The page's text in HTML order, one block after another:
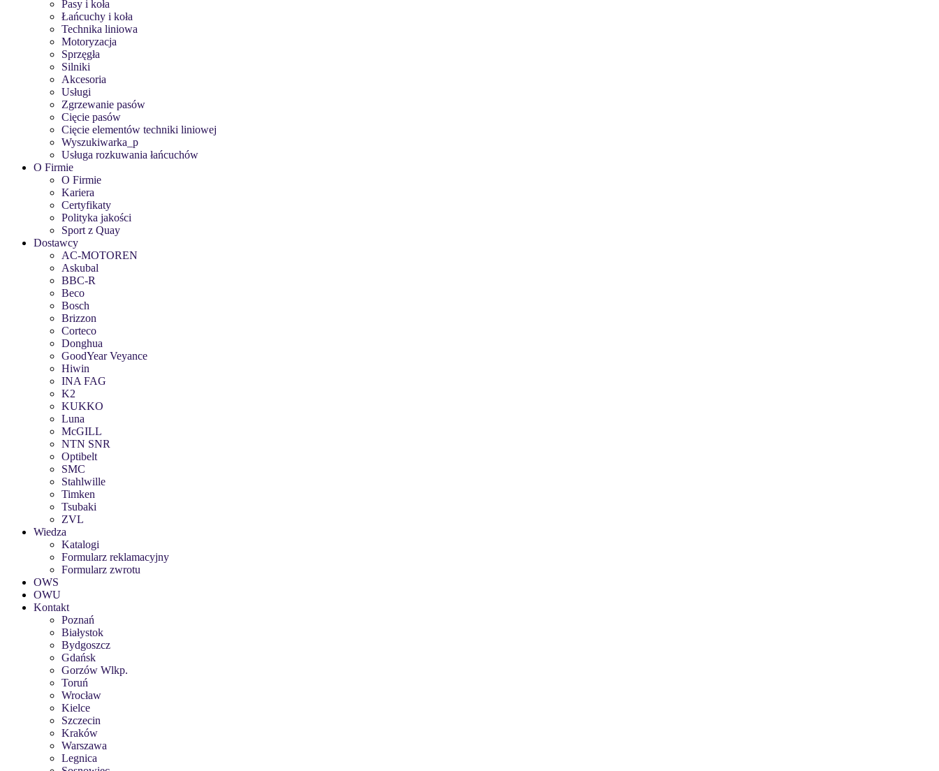
Pasy i koła
Łańcuchy i koła
Technika liniowa
Motoryzacja
Sprzęgła
Silniki
Akcesoria
Usługi
Zgrzewanie pasów
Cięcie pasów
Cięcie elementów techniki liniowej
Wyszukiwarka_p
Usługa rozkuwania łańcuchów
O Firmie
O Firmie
Kariera
Certyfikaty
Polityka jakości
Sport z Quay
Dostawcy
AC-MOTOREN
Askubal
BBC-R
Beco
Bosch
Brizzon
Corteco
Donghua
GoodYear Veyance
Hiwin
INA FAG
K2
KUKKO
Luna
McGILL
NTN SNR
Optibelt
SMC
Stahlwille
Timken
Tsubaki
ZVL
Wiedza
Katalogi
Formularz reklamacyjny
Formularz zwrotu
OWS
OWU
Kontakt
Poznań
Białystok
Bydgoszcz
Gdańsk
Gorzów Wlkp.
Toruń
Wrocław
Kielce
Szczecin
Kraków
Warszawa
Legnica